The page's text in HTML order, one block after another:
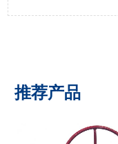
推荐产品